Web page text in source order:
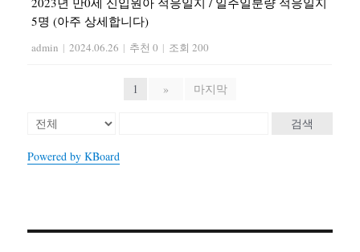
5명 (아주 상세합니다)
admin | 2024.06.26 | 추천 0 | 조회 200
1 » 마지막
검색
Powered by KBoard